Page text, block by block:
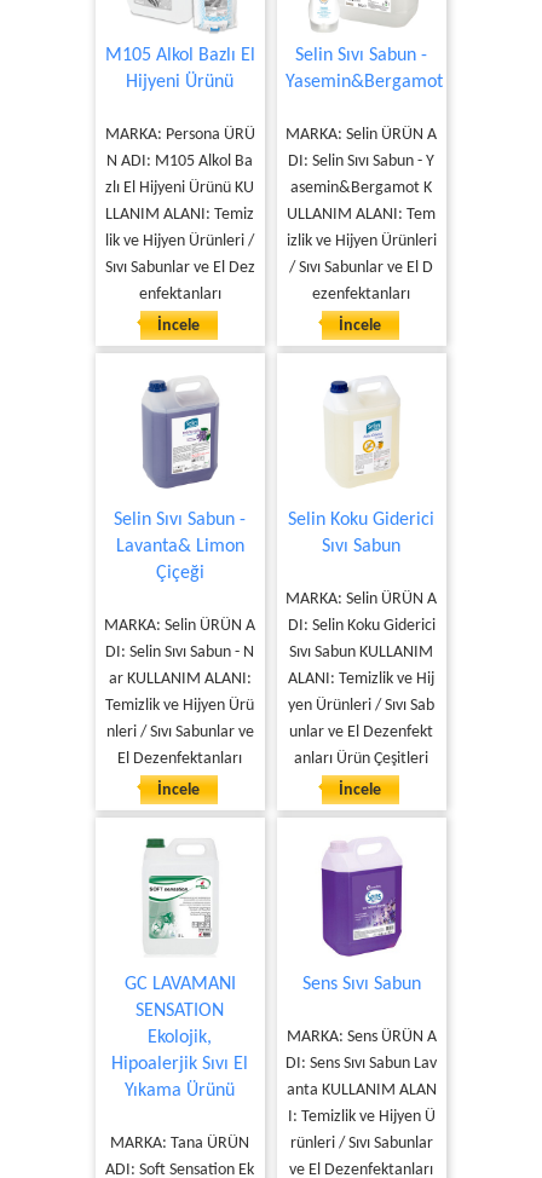
M105 Alkol Bazlı El
Hijyeni Ürünü
MARKA: Persona ÜRÜ
N ADI: M105 Alkol Ba
zlı El Hijyeni Ürünü KU
LLANIM ALANI: Temiz
lik ve Hijyen Ürünleri /
Sıvı Sabunlar ve El Dez
enfektanları
İncele
Selin Sıvı Sabun -
Yasemin&Bergamot
MARKA: Selin ÜRÜN A
DI: Selin Sıvı Sabun - Y
asemin&Bergamot K
ULLANIM ALANI: Tem
izlik ve Hijyen Ürünleri
/ Sıvı Sabunlar ve El D
ezenfektanları
İncele
Selin Sıvı Sabun -
Lavanta& Limon
Çiçeği
MARKA: Selin ÜRÜN A
DI: Selin Sıvı Sabun - N
ar KULLANIM ALANI:
Temizlik ve Hijyen Ürü
nleri / Sıvı Sabunlar ve
El Dezenfektanları
İncele
Selin Koku Giderici
Sıvı Sabun
MARKA: Selin ÜRÜN A
DI: Selin Koku Giderici
Sıvı Sabun KULLANIM
ALANI: Temizlik ve Hij
yen Ürünleri / Sıvı Sab
unlar ve El Dezenfekt
anları Ürün Çeşitleri
İncele
GC LAVAMANI
SENSATION
Ekolojik,
Hipoalerjik Sıvı El
Yıkama Ürünü
MARKA: Tana ÜRÜN
ADI: Soft Sensation Ek
Sens Sıvı Sabun
MARKA: Sens ÜRÜN A
DI: Sens Sıvı Sabun Lav
anta KULLANIM ALAN
I: Temizlik ve Hijyen Ü
rünleri / Sıvı Sabunlar
ve El Dezenfektanları